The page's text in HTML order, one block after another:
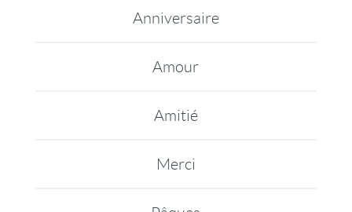
Anniversaire
Amour
Amitié
Merci